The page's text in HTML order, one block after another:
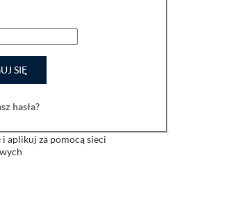
SIĘ
hasła?
i aplikuj za pomocą sieci